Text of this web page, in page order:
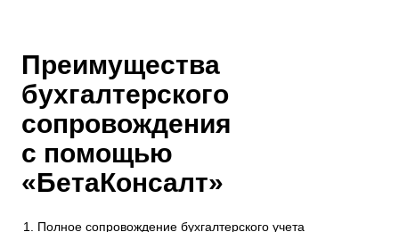
Преимущества
бухгалтерского
сопровождения
с помощью
«БетаКонсалт»
Полное сопровождение бухгалтерского учета